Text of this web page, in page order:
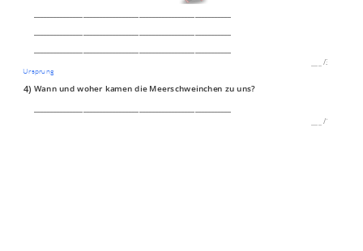
/3P
Ursprung
4) Wann und woher kamen die Meerschweinchen zu uns?
/1P